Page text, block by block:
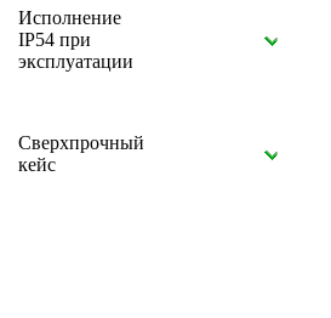
Исполнение
IP54 при
эксплуатации
Сверхпрочный
кейс